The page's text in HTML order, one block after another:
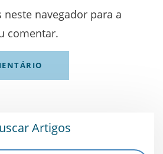
neste navegador para a
comentar.
Artigos